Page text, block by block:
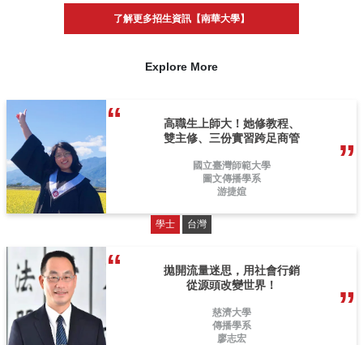
了解更多招生資訊【南華大學】
Explore More
高職生上師大！她修教程、
雙主修、三份實習跨足商管
國立臺灣師範大學
圖文傳播學系
游捷媗
學士 台灣
拋開流量迷思，用社會行銷
從源頭改變世界！
慈濟大學
傳播學系
廖志宏